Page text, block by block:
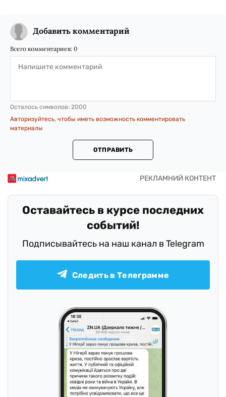
Добавить комментарий
Всего комментариев: 0
Осталось символов: 2000
Авторизуйтесь, чтобы иметь возможность комментировать
материалы
ОТПРАВИТЬ
Оставайтесь в курсе последних
событий!
Подписывайтесь на наш канал в Telegram
Следить в Телеграмме